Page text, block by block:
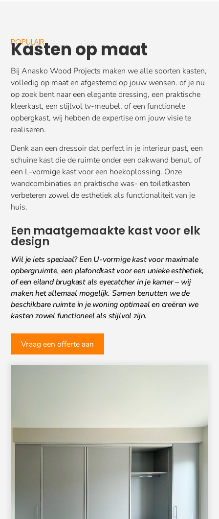
POPULAIR
Kasten op maat
Bij Anasko Wood Projects maken we alle soorten kasten,
volledig op maat en afgestemd op jouw wensen. of je nu
op zoek bent naar een elegante dressing, een praktische
kleerkast, een stijlvol tv-meubel, of een functionele
opbergkast, wij hebben de expertise om jouw visie te
realiseren.
Denk aan een dressoir dat perfect in je interieur past, een
schuine kast die de ruimte onder een dakwand benut, of
een L-vormige kast voor een hoekoplossing. Onze
wandcombinaties en praktische was- en toiletkasten
verbeteren zowel de esthetiek als functionaliteit van je
huis.
Een maatgemaakte kast voor elk
design
Wil je iets speciaal? Een U-vormige kast voor maximale
opbergruimte, een plafondkast voor een unieke esthetiek,
of een eiland brugkast als eyecatcher in je kamer – wij
maken het allemaal mogelijk. Samen benutten we de
beschikbare ruimte in je woning optimaal en creëren we
kasten zowel functioneel als stijlvol zijn.
Vraag een offerte aan